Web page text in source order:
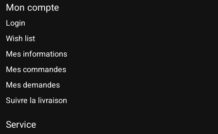
Mon compte
Login
Wish list
Mes informations
Mes commandes
Mes demandes
Suivre la livraison
Service